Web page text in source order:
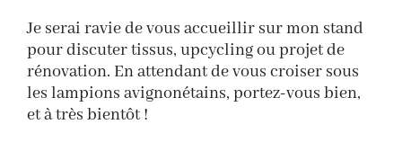
Je serai ravie de vous accueillir sur mon stand
pour discuter tissus, upcycling ou projet de
rénovation. En attendant de vous croiser sous
les lampions avignonétains, portez-vous bien,
et à très bientôt !